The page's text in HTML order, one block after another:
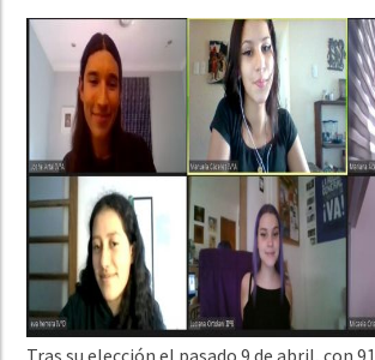
Tras su elección el pasado 9 de abril, con